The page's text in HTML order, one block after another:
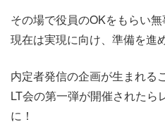
その場で役員のOKをもらい無
現在は実現に向け、準備を進
内定者発信の企画が生まれる
LT会の第一弾が開催されたら
に！